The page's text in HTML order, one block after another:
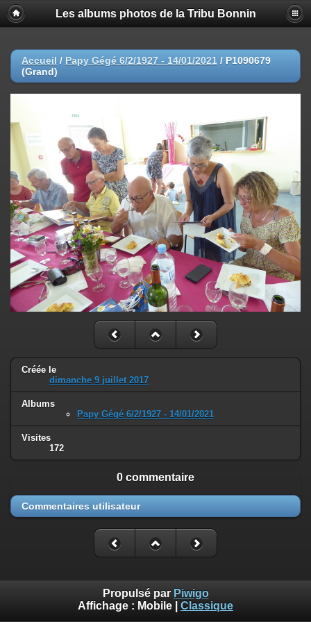
Les albums photos de la Tribu Bonnin
Accueil / Papy Gégé 6/2/1927 - 14/01/2021 / P1090679
(Grand)
Créée le
dimanche 9 juillet 2017
Albums
Papy Gégé 6/2/1927 - 14/01/2021
Visites
172
0 commentaire
Commentaires utilisateur
Propulsé par Piwigo
Affichage : Mobile Classique